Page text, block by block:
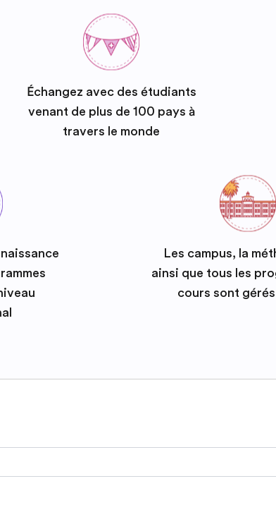
Échangez avec des étudiants
venant de plus de 100 pays à
travers le monde
Les campus, la
ainsi que tous les
cours sont gérés